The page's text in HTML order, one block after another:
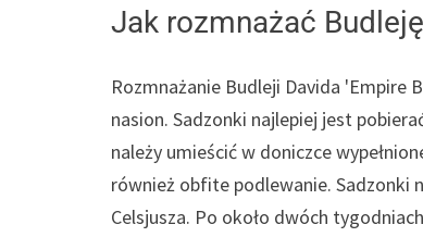
Jak rozmnażać
Rozmnażanie Budleji Davida 'Empire
nasion. Sadzonki najlepiej jest
należy umieścić w doniczce
również obfite podlewanie. Sadzonki
Celsjusza. Po około dwóch